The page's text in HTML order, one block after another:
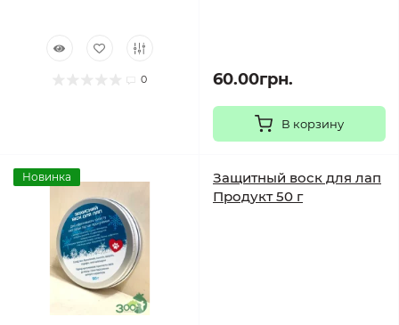
0 60.00грн.
В корзину
Новинка
Защитный воск для лап
Продукт 50 г